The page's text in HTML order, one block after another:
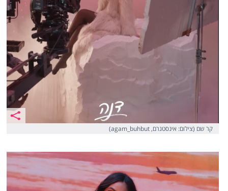
קר שם (צילום: אינסטגרם, agam_buhbut)